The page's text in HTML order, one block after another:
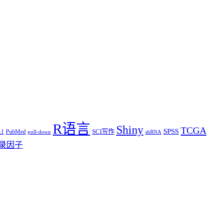
PubMed pull-down R语言 SCI写作 Shiny shRNA SPSS TCGA
因子